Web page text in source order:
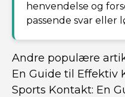
henvendelse og
passende svar eller
Andre populære
En Guide til Effektiv
Sports Kontakt: En